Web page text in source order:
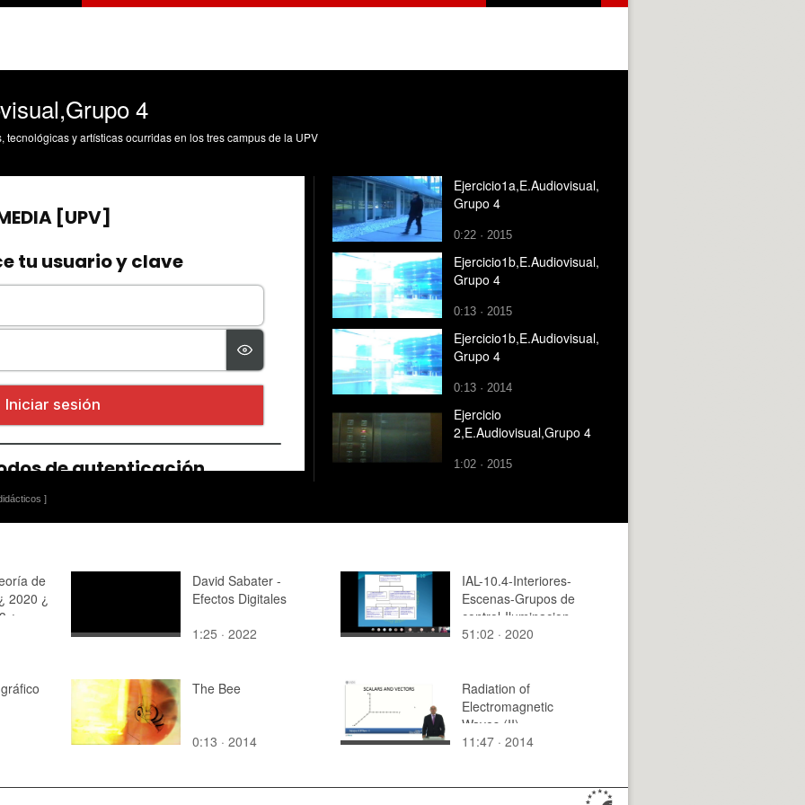
4
y artísticas ocurridas en los tres campus de la UPV
]
Ejercicio1a,E.Audiovisual,
Grupo 4
0:22 · 2015
Ejercicio1b,E.Audiovisual,
Grupo 4
0:13 · 2015
Ejercicio1b,E.Audiovisual,
Grupo 4
0:13 · 2014
Ejercicio
2,E.Audiovisual,Grupo 4
1:02 · 2015
de
2020 ¿
¿
David Sabater -
Efectos Digitales
1:25 · 2022
IAL-10.4-Interiores-
Escenas-Grupos de
control-Iluminacion
diurna-Alumbrado de
51:02 · 2020
The Bee
0:13 · 2014
Radiation of
Electromagnetic
Waves (II)
11:47 · 2014